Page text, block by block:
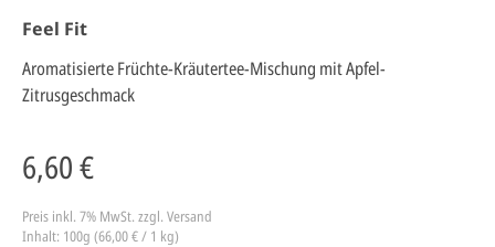
Feel Fit
Aromatisierte Früchte-Kräutertee-Mischung mit Apfel-
Zitrusgeschmack
6,60 €
Preis inkl. 7% MwSt. zzgl. Versand
Inhalt: 100g (66,00 € / 1 kg)